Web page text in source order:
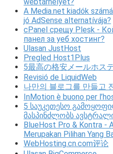
webtárhelyet?
A Media.net kiadók
jó AdSense alternatívája?
cPanel срещу Plesk -
панел за уеб хостинг?
Ulasan JustHost
Pregled Host1Plus
5最高の格安メールホス
Revisió de LiquidWeb
나만의 블로그를 만들고
InMotion è buono per
5 საუკეთესო
მასპინძლობს
BlueHost Pro & Kontra -
Merupakan Pilihan Yang
WebHosting.cn.com评论